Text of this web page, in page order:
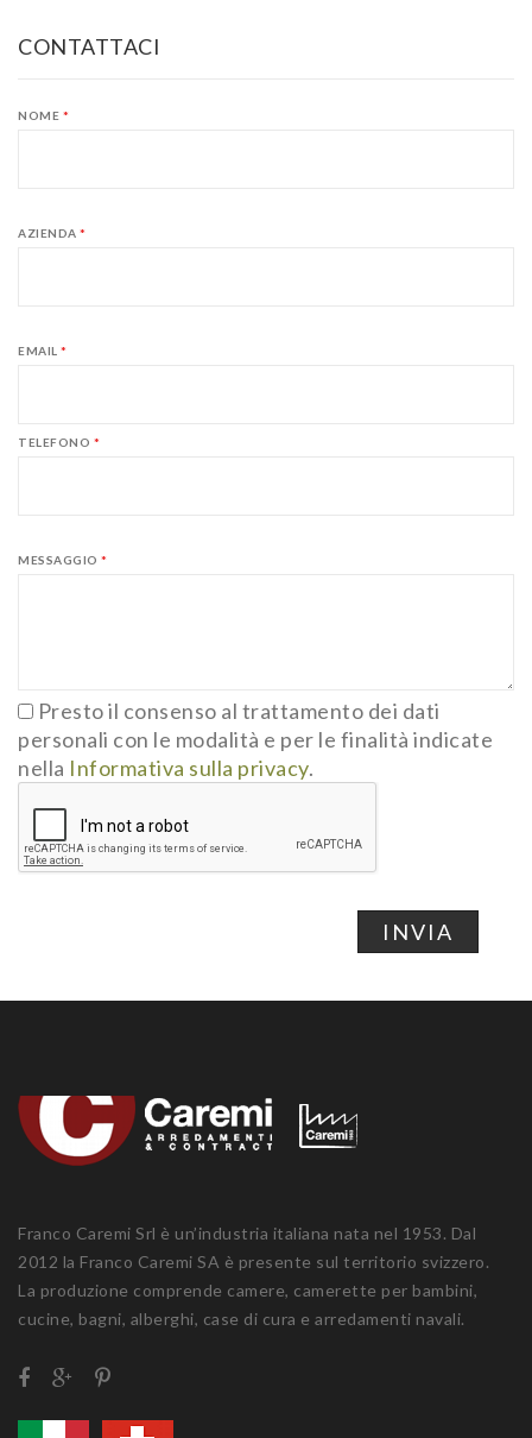
CONTATTACI
NOME *
AZIENDA *
EMAIL *
TELEFONO *
MESSAGGIO *
Presto il consenso al trattamento dei dati
personali con le modalità e per le finalità indicate
nella Informativa sulla privacy.
INVIA
Franco Caremi Srl è un’industria italiana nata nel 1953. Dal
2012 la Franco Caremi SA è presente sul territorio svizzero.
La produzione comprende camere, camerette per bambini,
cucine, bagni, alberghi, case di cura e arredamenti navali.